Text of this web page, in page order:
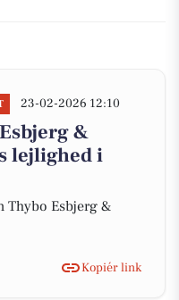
23-02-2026 12:10
&
lejlighed i
Thybo Esbjerg &
Kopiér link